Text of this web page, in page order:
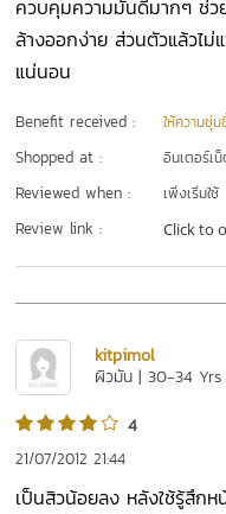
ควบคุมความมันดีมากๆ ช่ว
ล้างออกง่าย ส่วนตัวแล้วไ
แน่นอน
Benefit received : ให้ความชุ่
Shopped at : อินเตอร์เ
Reviewed when : เพิ่งเริ่มใช้
Review link : Click to
kitpimol
ผิวมัน | 30-34 Yrs
4
21/07/2012 21:44
เป็นสิวน้อยลง หลังใช้รู้สึก